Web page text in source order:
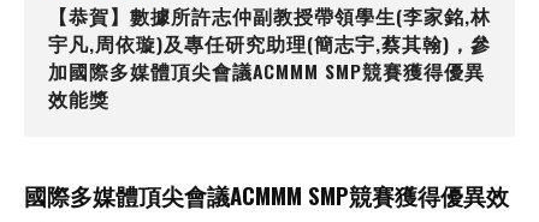
【恭賀】數據所許志仲副教授帶領學生(李家銘,林
宇凡,周依璇)及專任研究助理(簡志宇,蔡其翰)，參
加國際多媒體頂尖會議ACMMM SMP競賽獲得優異
效能獎
國際多媒體頂尖會議ACMMM SMP競賽獲得優異效